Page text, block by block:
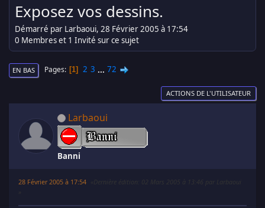
Exposez vos dessins.
Démarré par Larbaoui, 28 Février 2005 à 17:54
0 Membres et 1 Invité sur ce sujet
EN BAS Pages 1 2 3 ... 72
ACTIONS DE L'UTILISATEUR
Larbaoui
Banni
28 Février 2005 à 17:54 Dernière édition : 02 Mars 2005 à 13:46 par Larbaoui